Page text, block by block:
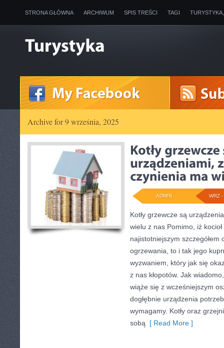
STRONA GŁÓWNA ARCHIWUM SPIS TREŚCI TAGI
Archive for 9 września, 2025
WRZ
ADMIN
Kotły grzewcze są
wielu z nas Pomimo, iż
najistotniejszym szczegółem
ogrzewania, to i tak jego
wyzwaniem, który jak się
z nas kłopotów. Jak
wiąże się z wcześniejszym
dogłębnie urządzenia
wymagamy. Kotły oraz
sobą [ Read More ]